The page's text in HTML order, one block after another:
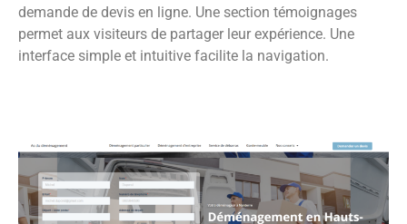
demande de devis en ligne. Une section témoignages
permet aux visiteurs de partager leur expérience. Une
interface simple et intuitive facilite la navigation.